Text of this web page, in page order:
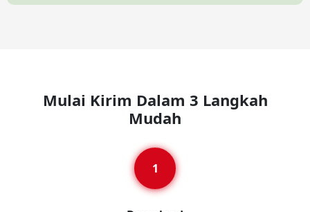
Mulai Kirim Dalam 3 Langkah
Mudah